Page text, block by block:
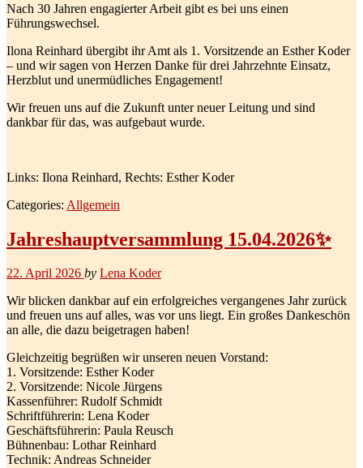
Nach 30 Jahren engagierter Arbeit gibt es bei uns einen
Führungswechsel.
Ilona Reinhard übergibt ihr Amt als 1. Vorsitzende an Esther Koder
– und wir sagen von Herzen Danke für drei Jahrzehnte Einsatz,
Herzblut und unermüdliches Engagement!
Wir freuen uns auf die Zukunft unter neuer Leitung und sind
dankbar für das, was aufgebaut wurde.
Links: Ilona Reinhard, Rechts: Esther Koder
Categories: Allgemein
Jahreshauptversammlung 15.04.2026✨
22. April 2026 by Lena Koder
Wir blicken dankbar auf ein erfolgreiches vergangenes Jahr zurück
und freuen uns auf alles, was vor uns liegt. Ein großes Dankeschön
an alle, die dazu beigetragen haben!
Gleichzeitig begrüßen wir unseren neuen Vorstand:
1.⁠ ⁠Vorsitzende: Esther Koder
2.⁠ ⁠Vorsitzende: Nicole Jürgens
Kassenführer: Rudolf Schmidt
Schriftführerin: Lena Koder
Geschäftsführerin: Paula Reusch
Bühnenbau: Lothar Reinhard
Technik: Andreas Schneider